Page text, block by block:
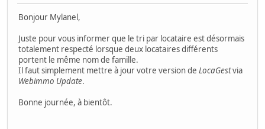
Bonjour Mylanel,
Juste pour vous informer que le tri par locataire est désormais
totalement respecté lorsque deux locataires différents
portent le même nom de famille.
Il faut simplement mettre à jour votre version de LocaGestvia
Webimmo Update.
Bonne journée, à bientôt.